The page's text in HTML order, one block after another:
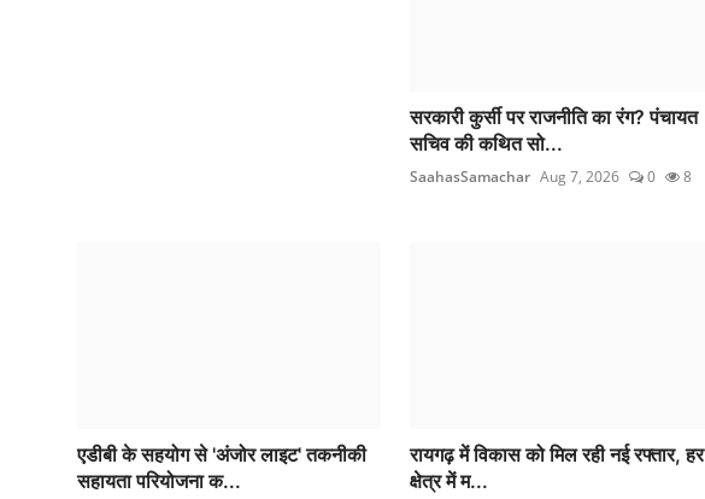
सरकारी कुर्सी पर राजनीति का रंग? पंचायत
सचिव की कथित सो...
SaahasSamachar Aug 7, 2026 0 8
एडीबी के सहयोग से 'अंजोर लाइट' तकनीकी
सहायता परियोजना क...
रायगढ़ में विकास को मिल रही नई रफ्तार, हर
क्षेत्र में म...